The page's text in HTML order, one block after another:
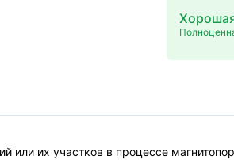
или их участков в процессе